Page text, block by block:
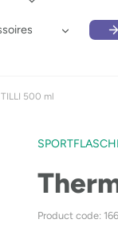
500 ml
Product code: